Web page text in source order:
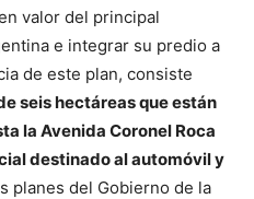
valor del principal
e integrar su predio a
de este plan, consiste
seis hectáreas que están
la Avenida Coronel Roca
destinado al automóvil y
planes del Gobierno de la